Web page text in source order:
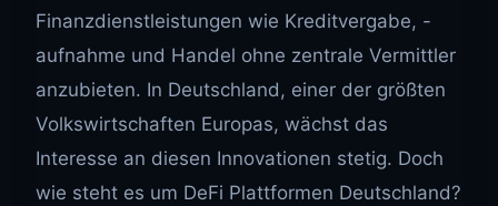
Finanzdienstleistungen wie Kreditvergabe, -
aufnahme und Handel ohne zentrale Vermittler
anzubieten. In Deutschland, einer der größten
Volkswirtschaften Europas, wächst das
Interesse an diesen Innovationen stetig. Doch
wie steht es um DeFi Plattformen Deutschland?